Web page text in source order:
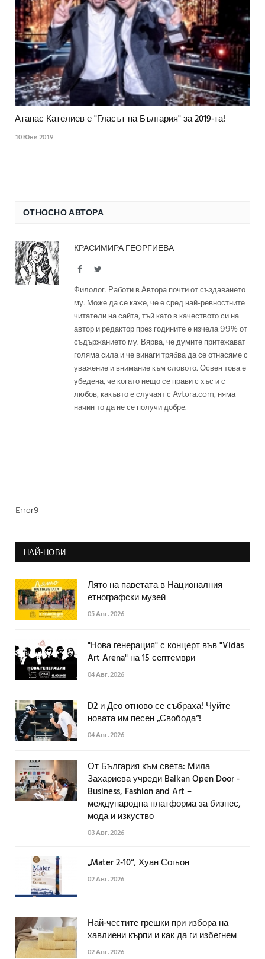
Атанас Кателиев е "Гласът на България" за 2019-та!
10 Юни 2019
ОТНОСНО АВТОРА
КРАСИМИРА ГЕОРГИЕВА
FacebookTwitter
Филолог. Работи в Автора почти от създаването
му. Може да се каже, че е сред най-ревностните
читатели на сайта, тъй като в качеството си на
автор и редактор през годините е изчела 99% от
съдържанието му. Вярва, че думите притежават
голяма сила и че винаги трябва да се отнасяме с
уважение и внимание към словото. Освен това е
убедена, че когато нещо се прави с хъс и с
любов, какъвто е случаят с Avtora.com, няма
начин то да не се получи добре.
Error9
НАЙ-НОВИ
Лято на паветата в Националния
етнографски музей
05 Авг. 2026
"Нова генерация" с концерт във "Vidas
Art Arena" на 15 септември
04 Авг. 2026
D2 и Део отново се събраха! Чуйте
новата им песен „Свобода“!
04 Авг. 2026
От България към света: Мила
Захариева учреди Balkan Open Door -
Business, Fashion and Art –
международна платформа за бизнес,
мода и изкуство
03 Авг. 2026
„Mater 2-10“, Хуан Согьон
02 Авг. 2026
Най-честите грешки при избора на
хавлиени кърпи и как да ги избегнем
02 Авг. 2026